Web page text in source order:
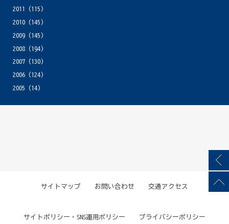
2011
(115)
2010(145)
2009(145)
2008(194)
2007(130)
2006(124)
2005 (14)
サイトマップ お問い合わせ 交通アクセス
サイトポリシー・SNS運用ポリシー プライバシーポリシー